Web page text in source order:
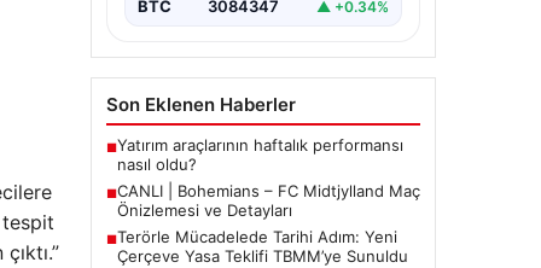
tespit
BTC 3084347 ▲ +0.34%
Son Eklenen Haberler
■Yatırım araçlarının haftalık performansı
nasıl oldu?
■CANLI | Bohemians – FC Midtjylland Maç
Önizlemesi ve Detayları
■Terörle Mücadelede Tarihi Adım: Yeni
Çerçeve Yasa Teklifi TBMM’ye Sunuldu